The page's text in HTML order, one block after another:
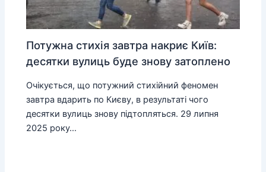
Потужна стихія завтра накриє Київ:
десятки вулиць буде знову затоплено
Очікується, що потужний стихійний феномен
завтра вдарить по Києву, в результаті чого
десятки вулиць знову підтопляться. 29 липня
2025 року…